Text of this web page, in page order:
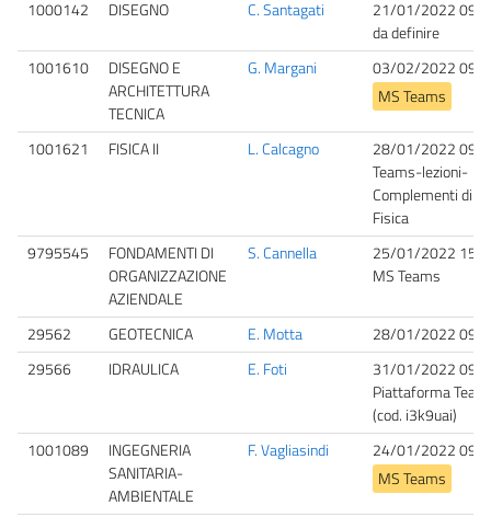
1000142 DISEGNO C. Santagati
21/01/2022
da definire
1001610
DISEGNO E
ARCHITETTURA
TECNICA
G. Margani
03/02/2022
MS Teams
1001621 FISICA II L. Calcagno
28/01/2022
Teams-lezioni-
Complementi di
Fisica
9795545
FONDAMENTI DI
ORGANIZZAZIONE
AZIENDALE
S. Cannella
25/01/2022
MS Teams
29562 GEOTECNICA E. Motta
28/01/2022
29566
IDRAULICA E. Foti
31/01/2022
Piattaforma
(cod. i3k9uai)
1001089
INGEGNERIA
SANITARIA-
AMBIENTALE
F. Vagliasindi
24/01/2022
MS Teams